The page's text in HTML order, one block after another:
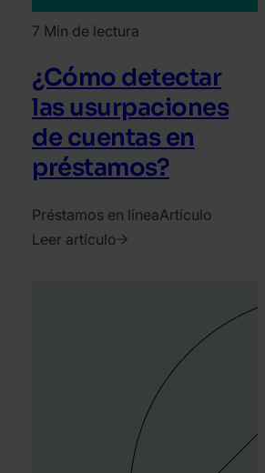
7 Min de lectura
¿Cómo detectar
las usurpaciones
de cuentas en
préstamos?
Préstamos en líneaArtículo
Leer artículo